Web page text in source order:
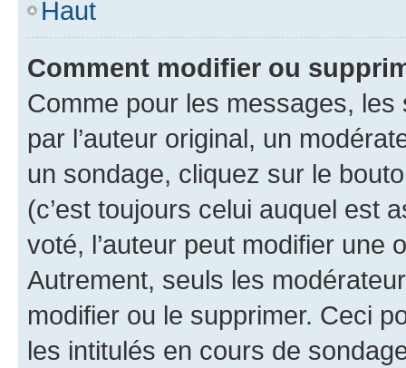
Haut
Comment modifier ou
Comme pour les messages,
par l’auteur original, un
un sondage, cliquez sur le
(c’est toujours celui auquel est
voté, l’auteur peut modifier une
Autrement, seuls les
modifier ou le supprimer. Ceci
les intitulés en cours de